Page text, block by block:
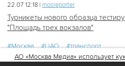
22.07 12:18 | mosreporter
Турникеты нового образца
"Площадь трех вокзалов"
#Москва #ЦАО
#транспорт
АО «Москва Медиа» использует